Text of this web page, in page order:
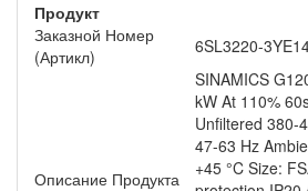
Продукт
Заказной Номер
(Артикл)
6SL3220-
Описание Продукта
SINAMICS
kW At 110%
Unfiltered 380-
47-63 Hz
+45 °C Size: